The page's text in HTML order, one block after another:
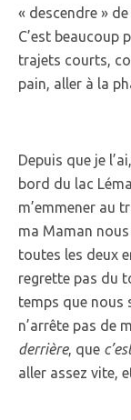
« descendre »
C’est beaucoup
trajets courts,
pain, aller à la
Depuis que je
bord du lac
m’emmener au
ma Maman
toutes les deux
regrette pas du
temps que nous
n’arrête pas de
derrière, que
aller assez vite,